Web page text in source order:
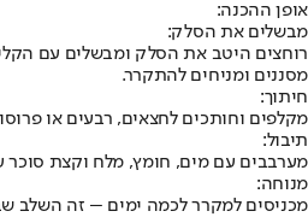
אופן ההכנה:
מבשלים את הסלק:
רוחצים היטב את הסלק ומבשלים עם
מסננים ומניחים להתקרר.
חיתוך:
מקלפים וחותכים לחצאים, רבעים או
תיבול:
מערבבים עם מים, חומץ, מלח וקצת סוכר
מנוחה:
מכניסים למקרר לכמה ימים – זה השלב